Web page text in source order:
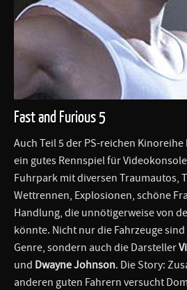
Fast and Furious 5
Auch Teil 5 der PS-reichen
ein gutes Rennspiel für
Fuhrpark mit diversen Traumautos,
Wettrennen, Explosionen, schöne
Handlung, die unnötigerweise von
könnte. Nicht nur die Fahrzeuge
Genre, sondern auch die Darsteller
und Dwayne Johnson. Die Story:
anderen guten Fahrern versucht